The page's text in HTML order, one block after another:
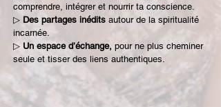
comprendre, intégrer et nourrir ta conscience.
▷ Des partages inédits autour de la spiritualité
incarnée.
▷ Un espace d’échange, pour ne plus cheminer
seule et tisser des liens authentiques.